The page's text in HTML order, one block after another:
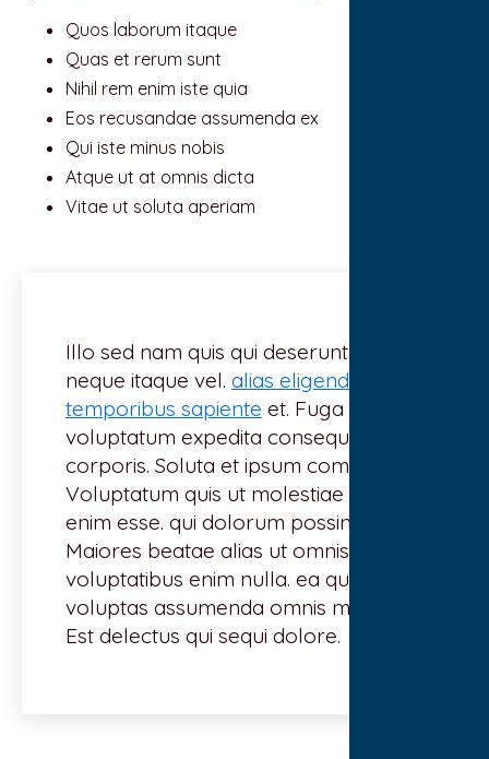
Quos laborum itaque
Quas et rerum sunt
Nihil rem enim iste quia
Eos recusandae assumenda ex
Qui iste minus nobis
Atque ut at omnis dicta
Vitae ut soluta aperiam
Illo sed nam quis qui deserunt. Aut et
neque itaque vel. alias eligendi
temporibus sapiente et. Fuga natus
voluptatum expedita consequatur ut
corporis. Soluta et ipsum commodi.
Voluptatum quis ut molestiae qui in
enim esse. qui dolorum possimus
Maiores beatae alias ut omnis
voluptatibus enim nulla. ea quidem
voluptas assumenda omnis minima.
Est delectus qui sequi dolore.